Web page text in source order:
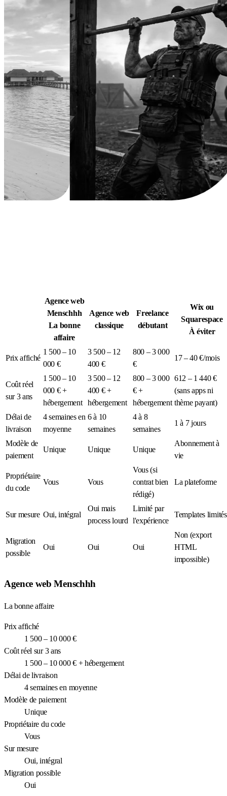
Agence web
Menschhh
La bonne
affaire
Agence web
classique
Freelance
débutant
Wix ou
Squarespace
À éviter
Prix affiché
1 500 – 10
000 €
3 500 – 12
400 €
800 – 3 000
€
17 – 40 €/mois
Coût réel
sur 3 ans
1 500 – 10
000 € +
hébergement
3 500 – 12
400 € +
hébergement
800 – 3 000
€ +
hébergement
612 – 1 440 €
(sans apps ni
thème payant)
Délai de
livraison
4 semaines en
moyenne
6 à 10
semaines
4 à 8
semaines
1 à 7 jours
Modèle de
paiement
Unique Unique Unique
Abonnement à
vie
Propriétaire
du code
Vous Vous
Vous (si
contrat bien
rédigé)
La plateforme
Sur mesure Oui, intégral
Oui mais
process lourd
Limité par
l'expérience
Templates limités
Migration
possible
Oui Oui Oui
Non (export
HTML
impossible)
Agence web Menschhh
La bonne affaire
Prix affiché
1 500 – 10 000 €
Coût réel sur 3 ans
1 500 – 10 000 € + hébergement
Délai de livraison
4 semaines en moyenne
Modèle de paiement
Unique
Propriétaire du code
Vous
Sur mesure
Oui, intégral
Migration possible
Oui